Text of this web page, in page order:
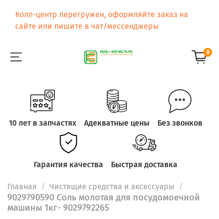
Колл-центр перегружен, оформляйте заказ на
сайте или пишите в чат/мессенджеры
0
10 лет в запчастях Адекватные цены Без звонков
Гарантия качества Быстрая доставка
Главная Чистящие средства и аксессуары
9029790590 Соль молотая для посудомоечной
машины 1кг- 9029792265